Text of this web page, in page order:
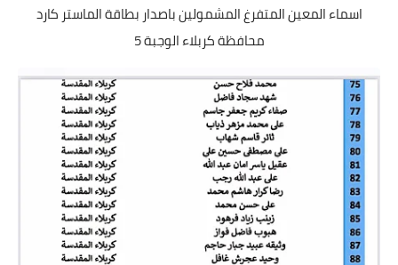
اسماء المعين المتفرغ المشمولين باصدار بطاقة الماستر كارد
محافظة كربلاء الوجبة 5